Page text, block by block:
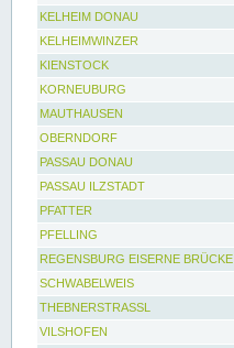
KELHEIM DONAU
KELHEIMWINZER
KIENSTOCK
KORNEUBURG
MAUTHAUSEN
OBERNDORF
PASSAU DONAU
PASSAU ILZSTADT
PFATTER
PFELLING
REGENSBURG EISERNE BRÜCKE
SCHWABELWEIS
THEBNERSTRASSL
VILSHOFEN